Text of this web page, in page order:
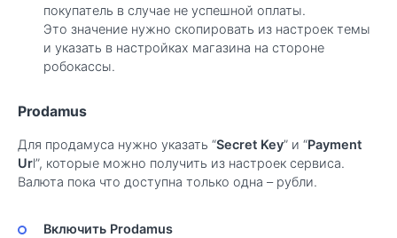
покупатель в случае не успешной оплаты.
Это значение нужно скопировать из настроек темы
и указать в настройках магазина на стороне
робокассы.
Prodamus
Для продамуса нужно указать “Secret Key” и “Payment
Url”, которые можно получить из настроек сервиса.
Валюта пока что доступна только одна – рубли.
Включить Prodamus